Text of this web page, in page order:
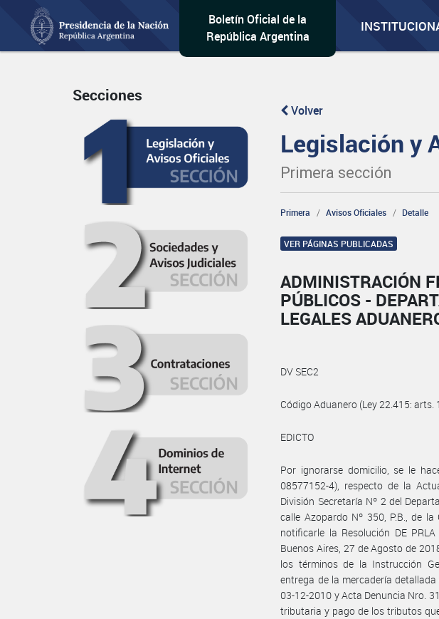
Boletín Oficial de la
República Argentina
Secciones
Volver
Legislación y
Primera sección
Primera Avisos Oficiales Detalle
VER PÁGINAS PUBLICADAS
ADMINISTRACIÓN
PÚBLICOS -
LEGALES
DV SEC2
Código Aduanero (Ley 22.415: arts.
EDICTO
Por ignorarse domicilio, se le
08577152-4), respecto de la
División Secretaría Nº 2 del
calle Azopardo Nº 350, P.B., de
notificarle la Resolución DE
Buenos Aires, 27 de Agosto de
los términos de la Instrucción
entrega de la mercadería
03-12-2010 y Acta Denuncia Nro.
tributaria y pago de los tributos